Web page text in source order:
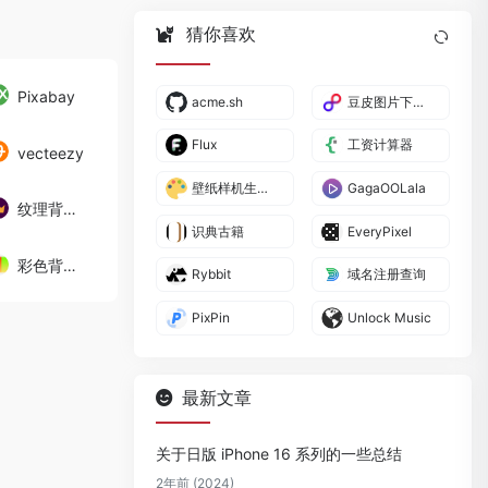
Pixabay
vecteezy
纹理背景生成
彩色背景图
猜你喜欢
acme.sh 豆皮图片下载器
Flux 工资计算器
壁纸样机生成器 GagaOOLala
识典古籍 EveryPixel
Rybbit 域名注册查询
PixPin Unlock Music
最新文章
关于日版 iPhone 16 系列的一些总结
2年前 (2024)